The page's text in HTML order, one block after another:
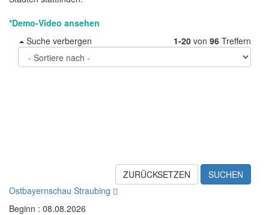
*Demo-Video ansehen
Suche verbergen
1-20 von 96 Treffern
ZURÜCKSETZEN
SUCHEN
Ostbayernschau Straubing
Beginn : 08.08.2026